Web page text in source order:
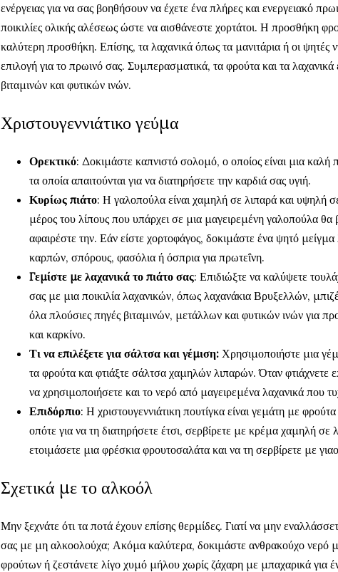
ενέργειας για να σας βοηθήσουν να έχετε ένα πλήρες και ενεργειακό
ποικιλίες ολικής αλέσεως ώστε να αισθάνεστε χορτάτοι. Η προσθήκη
καλύτερη προσθήκη. Επίσης, τα λαχανικά όπως τα μανιτάρια ή οι ψητές
επιλογή για το πρωινό σας. Συμπερασματικά, τα φρούτα και τα λαχανικά
βιταμινών και φυτικών ινών.
Χριστουγεννιάτικο γεύμα
Ορεκτικό: Δοκιμάστε καπνιστό σολομό, ο οποίος είναι μια
τα οποία απαιτούνται για να διατηρήσετε την καρδιά σας υγιή.
Κυρίως πιάτο: Η γαλοπούλα είναι χαμηλή σε λιπαρά και υψηλή
μέρος του λίπους που υπάρχει σε μια μαγειρεμένη γαλοπούλα θα
αφαιρέστε την. Εάν είστε χορτοφάγος, δοκιμάστε ένα ψητό
καρπών, σπόρους, φασόλια ή όσπρια για πρωτεΐνη.
Γεμίστε με λαχανικά το πιάτο σας: Επιδιώξτε να καλύψετε
σας με μια ποικιλία λαχανικών, όπως λαχανάκια Βρυξελλών,
όλα πλούσιες πηγές βιταμινών, μετάλλων και φυτικών ινών για
και καρκίνο.
Τι να επιλέξετε για σάλτσα και γέμιση: Χρησιμοποιήστε μια
τα φρούτα και φτιάξτε σάλτσα χαμηλών λιπαρών. Όταν φτιάχνετε
να χρησιμοποιήσετε και το νερό από μαγειρεμένα λαχανικά που
Επιδόρπιο: Η χριστουγεννιάτικη πουτίγκα είναι γεμάτη με
οπότε για να τη διατηρήσετε έτσι, σερβίρετε με κρέμα χαμηλή σε
ετοιμάσετε μια φρέσκια φρουτοσαλάτα και να τη σερβίρετε με
Σχετικά με το αλκοόλ
Μην ξεχνάτε ότι τα ποτά έχουν επίσης θερμίδες. Γιατί να μην
σας με μη αλκοολούχα; Ακόμα καλύτερα, δοκιμάστε ανθρακούχο νερό
φρούτων ή ζεστάνετε λίγο χυμό μήλου χωρίς ζάχαρη με μπαχαρικά για